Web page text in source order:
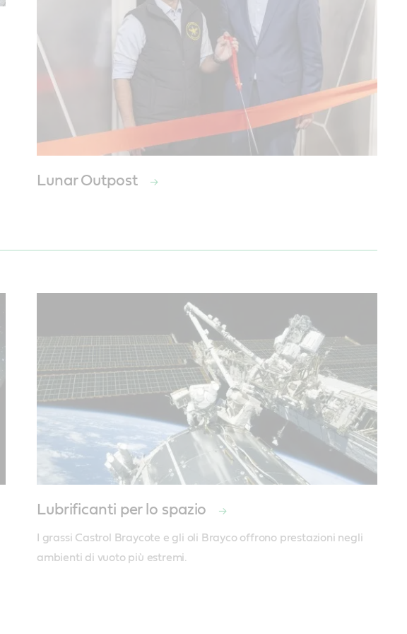
Lunar Outpost
Lubrificanti per lo spazio
I grassi Castrol Braycote e gli oli Brayco offrono prestazioni negli
ambienti di vuoto più estremi.